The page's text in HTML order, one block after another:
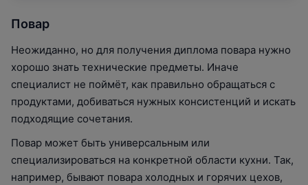
Повар
Неожиданно, но для получения диплома повара нужно
хорошо знать технические предметы. Иначе
специалист не поймёт, как правильно обращаться с
продуктами, добиваться нужных консистенций и искать
подходящие сочетания.
Повар может быть универсальным или
специализироваться на конкретной области кухни. Так,
например, бывают повара холодных и горячих цехов,